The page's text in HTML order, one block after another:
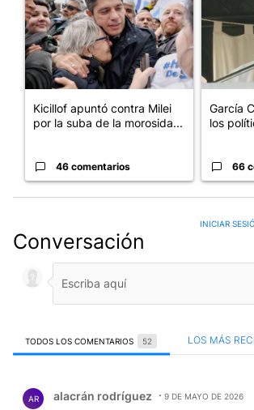
Kicillof apuntó contra Milei
por la suba de la morosida...
46 comentarios
García
los
66
Conversación
INICIAR
TODOS LOS COMENTARIOS 52 LOS MÁS
AR alacrán rodríguez 9 DE MAYO DE 2026